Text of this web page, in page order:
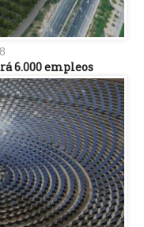
6.000 empleos